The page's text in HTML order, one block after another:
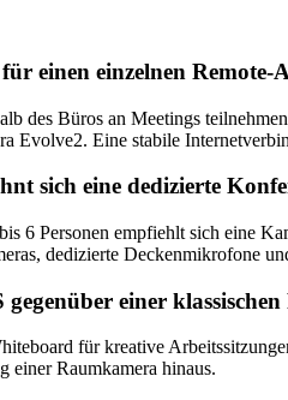
einen einzelnen Remote-
des Büros an Meetings
Evolve2. Eine stabile
sich eine dedizierte
6 Personen empfiehlt sich eine
dedizierte Deckenmikrofone
einer
für kreative
einer Raumkamera hinaus.